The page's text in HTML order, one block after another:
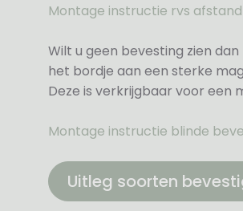
Montage instructie rvs
Wilt u geen bevesting zien
het bordje aan een sterke
Deze is verkrijgbaar voor een
Montage instructie blinde
Uitleg soorten